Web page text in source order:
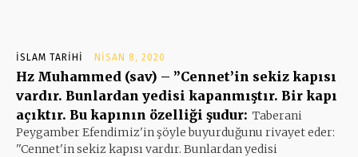
İSLAM TARIHI NISAN 8, 2020
Hz Muhammed (sav) – ”Cennet’in sekiz kapısı
vardır. Bunlardan yedisi kapanmıştır. Bir kapı
açıktır. Bu kapının özelliği şudur: Taberani
Peygamber Efendimiz'in şöyle buyurduğunu rivayet eder:
''Cennet'in sekiz kapısı vardır. Bunlardan yedisi